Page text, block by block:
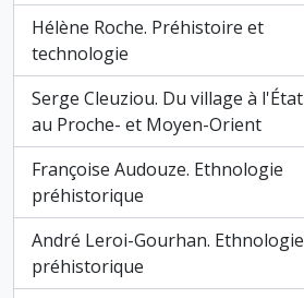
Hélène Roche. Préhistoire et
technologie
, 9 résultats
Serge Cleuziou. Du village à l'État
au Proche- et Moyen-Orient
, 9 résultats
Françoise Audouze. Ethnologie
préhistorique
, 8 résultats
André Leroi-Gourhan. Ethnologie
préhistorique
, 8 résultats